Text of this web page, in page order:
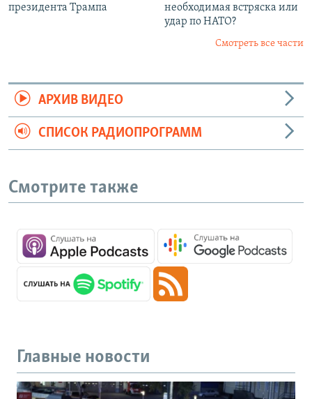
президента Трампа
необходимая встряска или
удар по НАТО?
Смотреть все части
АРХИВ ВИДЕО
СПИСОК РАДИОПРОГРАММ
Смотрите также
Главные новости